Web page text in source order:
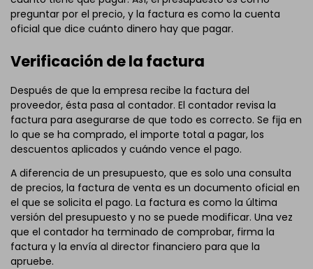
preguntar por el precio, y la factura es como la cuenta
oficial que dice cuánto dinero hay que pagar.
Verificación de la factura
Después de que la empresa recibe la factura del
proveedor, ésta pasa al contador. El contador revisa la
factura para asegurarse de que todo es correcto. Se fija en
lo que se ha comprado, el importe total a pagar, los
descuentos aplicados y cuándo vence el pago.
A diferencia de un presupuesto, que es solo una consulta
de precios, la factura de venta es un documento oficial en
el que se solicita el pago. La factura es como la última
versión del presupuesto y no se puede modificar. Una vez
que el contador ha terminado de comprobar, firma la
factura y la envía al director financiero para que la
apruebe.